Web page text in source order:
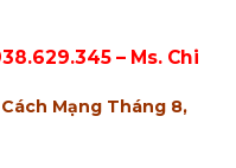
– Ms. Chi
Mạng Tháng 8,